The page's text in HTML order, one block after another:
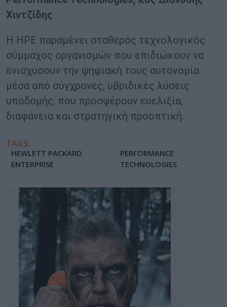
Χιντζίδης.
Η HPE παραμένει σταθερός τεχνολογικός
σύμμαχος οργανισμών που επιδιώκουν να
ενισχύσουν την ψηφιακή τους αυτονομία
μέσα από σύγχρονες, υβριδικές λύσεις
υποδομής, που προσφέρουν ευελιξία,
διαφάνεια και στρατηγική προοπτική.
TAGS:
HEWLETT PACKARD
ENTERPRISE
PERFORMANCE
TECHNOLOGIES